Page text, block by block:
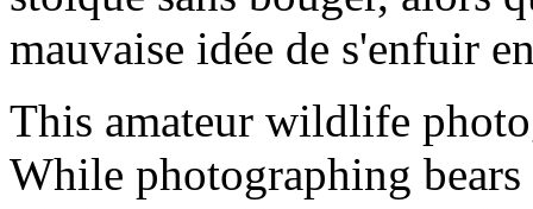
mauvaise idée de s'enfuir
This amateur wildlife
While photographing